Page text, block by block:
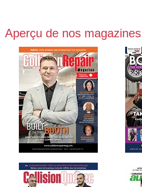
Aperçu de nos magazines